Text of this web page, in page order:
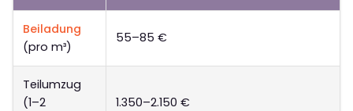
Beiladung
(pro m³)
55–85 €
Teilumzug
(1–2
1.350–2.150 €